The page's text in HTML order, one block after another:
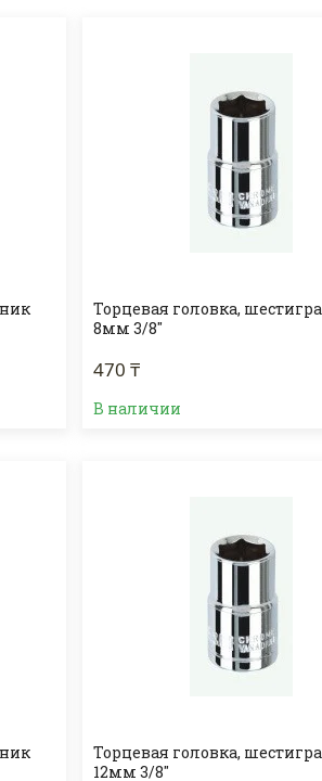
Торцевая головка,
8мм 3/8"
470 ₸
В наличии
Торцевая головка,
12мм 3/8"